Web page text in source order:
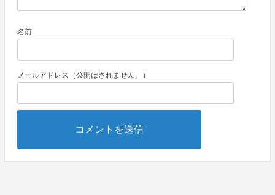
名前
メールアドレス（公開はされません。）